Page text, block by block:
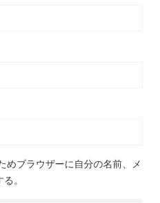
めブラウザーに自分の名前、メ
。